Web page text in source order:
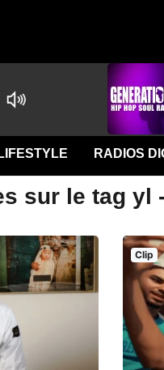
LIFESTYLE RADIOS
sur le tag yl
Clip